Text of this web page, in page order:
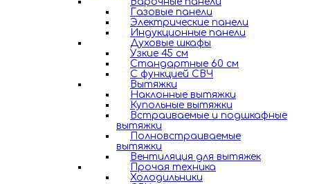
Газовые панели
Электрические панели
Индукционные панели
Духовые шкафы
Узкие 45 см
Стандартные 60 см
С функцией СВЧ
Вытяжки
Наклонные вытяжки
Купольные вытяжки
Встраиваемые и подшкафные
вытяжки
Полновстраиваемые
вытяжки
Вентиляция для вытяжек
Прочая техника
Холодильники